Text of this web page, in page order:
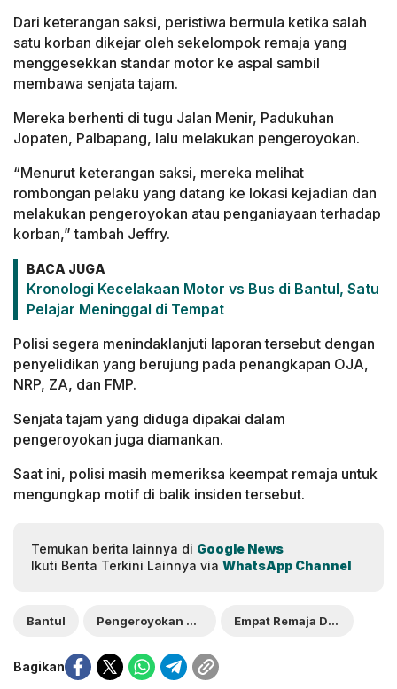
Dari keterangan saksi, peristiwa bermula ketika salah
satu korban dikejar oleh sekelompok remaja yang
menggesekkan standar motor ke aspal sambil
membawa senjata tajam.
Mereka berhenti di tugu Jalan Menir, Padukuhan
Jopaten, Palbapang, lalu melakukan pengeroyokan.
“Menurut keterangan saksi, mereka melihat
rombongan pelaku yang datang ke lokasi kejadian dan
melakukan pengeroyokan atau penganiayaan terhadap
korban,” tambah Jeffry.
BACA JUGA
Kronologi Kecelakaan Motor vs Bus di Bantul, Satu
Pelajar Meninggal di Tempat
Polisi segera menindaklanjuti laporan tersebut dengan
penyelidikan yang berujung pada penangkapan OJA,
NRP, ZA, dan FMP.
Senjata tajam yang diduga dipakai dalam
pengeroyokan juga diamankan.
Saat ini, polisi masih memeriksa keempat remaja untuk
mengungkap motif di balik insiden tersebut.
Temukan berita lainnya di Google News
Ikuti Berita Terkini Lainnya via WhatsApp Channel
Bantul Pengeroyokan di Bantul Empat Remaja Ditangkap
Bagikan